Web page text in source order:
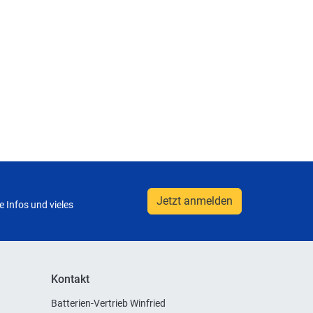
Infos und vieles Jetzt anmelden
Kontakt
Batterien-Vertrieb Winfried